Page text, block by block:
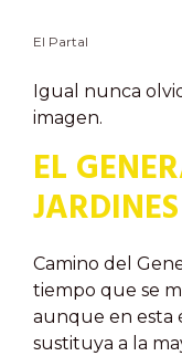
El Partal
Igual nunca
imagen.
EL
JARDINES
Camino del
tiempo que se
aunque en esta
sustituya a la